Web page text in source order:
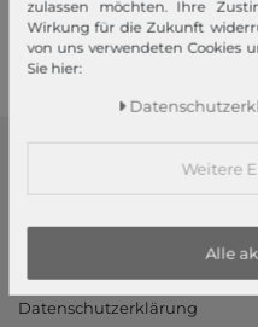
Widerrufsrecht
Datenschutzerklärung
zulassen möchten. Ihre
Wirkung für die Zukunft
von uns verwendeten Cookies
Sie hier:
Weitere
Alle